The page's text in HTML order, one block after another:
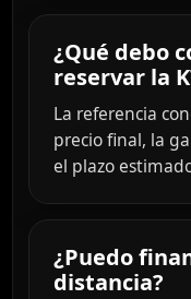
¿Qué debo
reservar la
La referencia
precio final, la
el plazo
¿Puedo
distancia?